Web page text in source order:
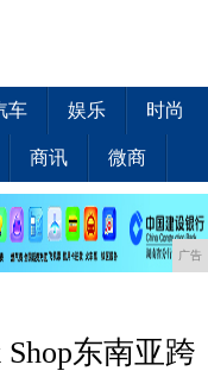
车 娱乐 时尚
商讯 微商
广告
东南亚跨